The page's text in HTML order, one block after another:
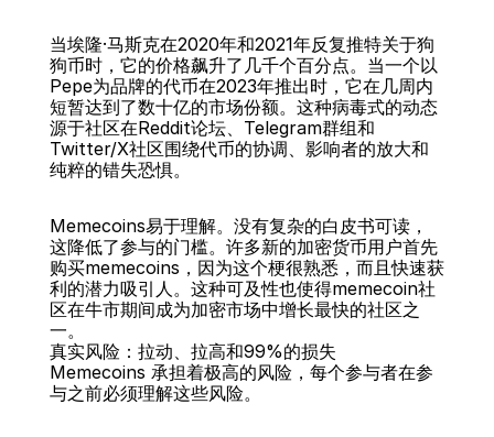
当埃隆·马斯克在2020年和2021年反复推特关于狗
狗币时，它的价格飙升了几千个百分点。当一个以
Pepe为品牌的代币在2023年推出时，它在几周内
短暂达到了数十亿的市场份额。这种病毒式的动态
源于社区在Reddit论坛、Telegram群组和
Twitter/X社区围绕代币的协调、影响者的放大和
纯粹的错失恐惧。
Memecoins易于理解。没有复杂的白皮书可读，
这降低了参与的门槛。许多新的加密货币用户首先
购买memecoins，因为这个梗很熟悉，而且快速获
利的潜力吸引人。这种可及性也使得memecoin社
区在牛市期间成为加密市场中增长最快的社区之
一。
真实风险：拉动、拉高和99%的损失
Memecoins 承担着极高的风险，每个参与者在参
与之前必须理解这些风险。